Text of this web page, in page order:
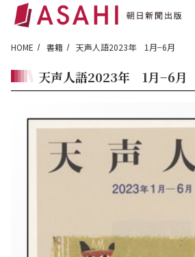
HOME 書籍 天声人語2023年 1月−6月
天声人語2023年 1月−6月